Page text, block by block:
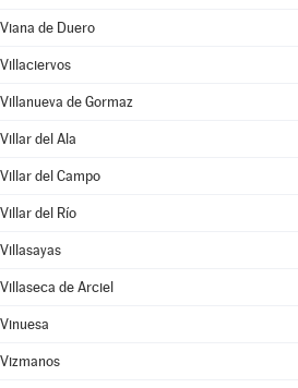
Viana de Duero
Villaciervos
Villanueva de Gormaz
Villar del Ala
Villar del Campo
Villar del Río
Villasayas
Villaseca de Arciel
Vinuesa
Vizmanos